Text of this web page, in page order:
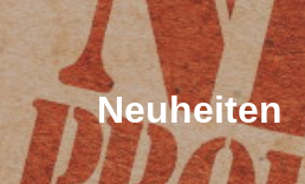
K
a
Neuheiten